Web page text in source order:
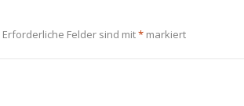
Erforderliche Felder sind mit* markiert